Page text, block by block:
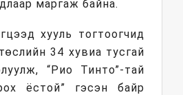
маргаж байна.
хууль тогтоогчид
34 хувиа тусгай
“Рио Тинто”-тай
ёстой” гэсэн байр